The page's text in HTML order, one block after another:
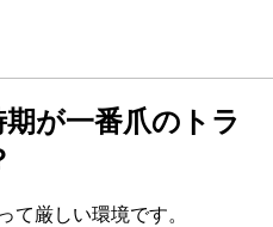
期が一番爪のトラ
て厳しい環境です。